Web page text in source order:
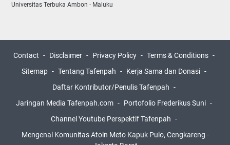
Universitas Terbuka Ambon - Maluku
Contact Disclaimer Privacy Policy
Terms & Conditions
Sitemap
Tentang Tafenpah
Kerja Sama dan Donasi
Daftar Kontributor/Penulis Tafenpah
Jaringan Media Tafenpah.com
Portofolio Frederikus Suni
Channel Youtube Perspektif Tafenpah
Mengenal Komunitas Atoin Meto Kapuk Pulo, Cengkareng -